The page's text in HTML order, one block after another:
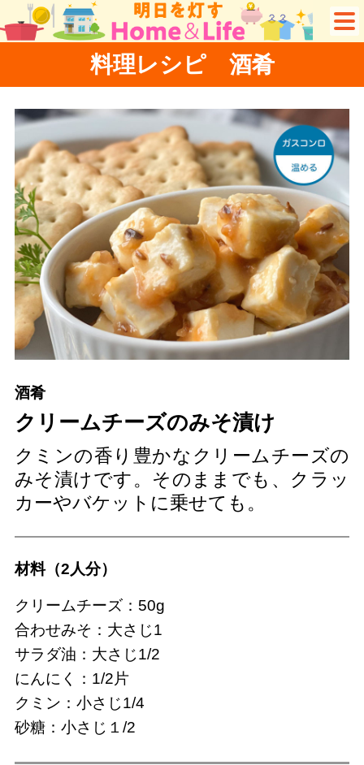
料理レシピ 酒肴
酒肴
クリームチーズのみそ漬け
クミンの香り豊かなクリームチーズの
みそ漬けです。そのままでも、クラッ
カーやバケットに乗せても。
材料（2人分）
クリームチーズ：50g
合わせみそ：大さじ1
サラダ油：大さじ1/2
にんにく：1/2片
クミン：小さじ1/4
砂糖：小さじ１/2